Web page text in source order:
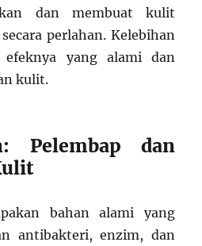
dan membuat kulit
perlahan. Kelebihan
efeknya yang alami dan
kulit.
Pelembap dan
bahan alami yang
antibakteri, enzim, dan